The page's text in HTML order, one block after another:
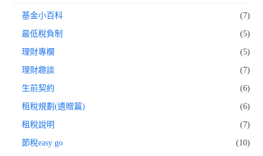
基金小百科 (7)
最低稅負制 (5)
理財專欄 (5)
理財趣談 (7)
生前契約 (6)
租稅規劃(遺贈篇) (6)
租稅說明 (7)
節稅easy go (10)